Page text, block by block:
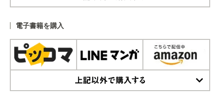
電子書籍を購入